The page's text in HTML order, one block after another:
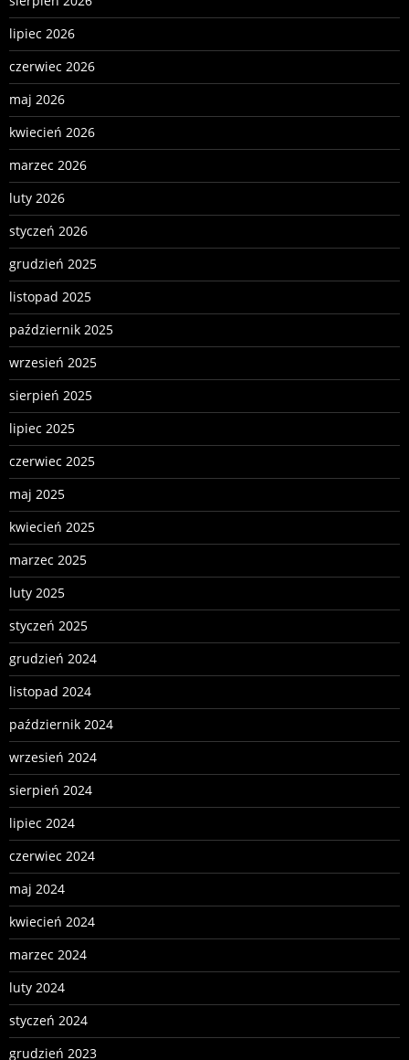
lipiec 2026
czerwiec 2026
maj 2026
kwiecień 2026
marzec 2026
luty 2026
styczeń 2026
grudzień 2025
listopad 2025
październik 2025
wrzesień 2025
sierpień 2025
lipiec 2025
czerwiec 2025
maj 2025
kwiecień 2025
marzec 2025
luty 2025
styczeń 2025
grudzień 2024
listopad 2024
październik 2024
wrzesień 2024
sierpień 2024
lipiec 2024
czerwiec 2024
maj 2024
kwiecień 2024
marzec 2024
luty 2024
styczeń 2024
grudzień 2023